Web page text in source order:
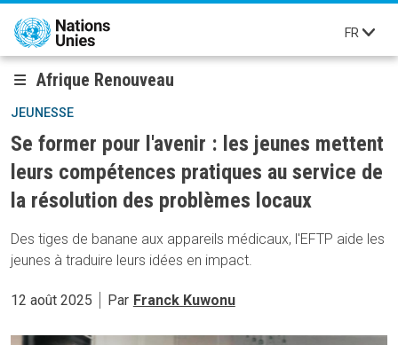
Aller au contenu principal
FR
Afrique Renouveau
JEUNESSE
Se former pour l'avenir : les jeunes mettent
leurs compétences pratiques au service de
la résolution des problèmes locaux
Des tiges de banane aux appareils médicaux, l'EFTP aide les
jeunes à traduire leurs idées en impact.
12 août 2025 Par Franck Kuwonu